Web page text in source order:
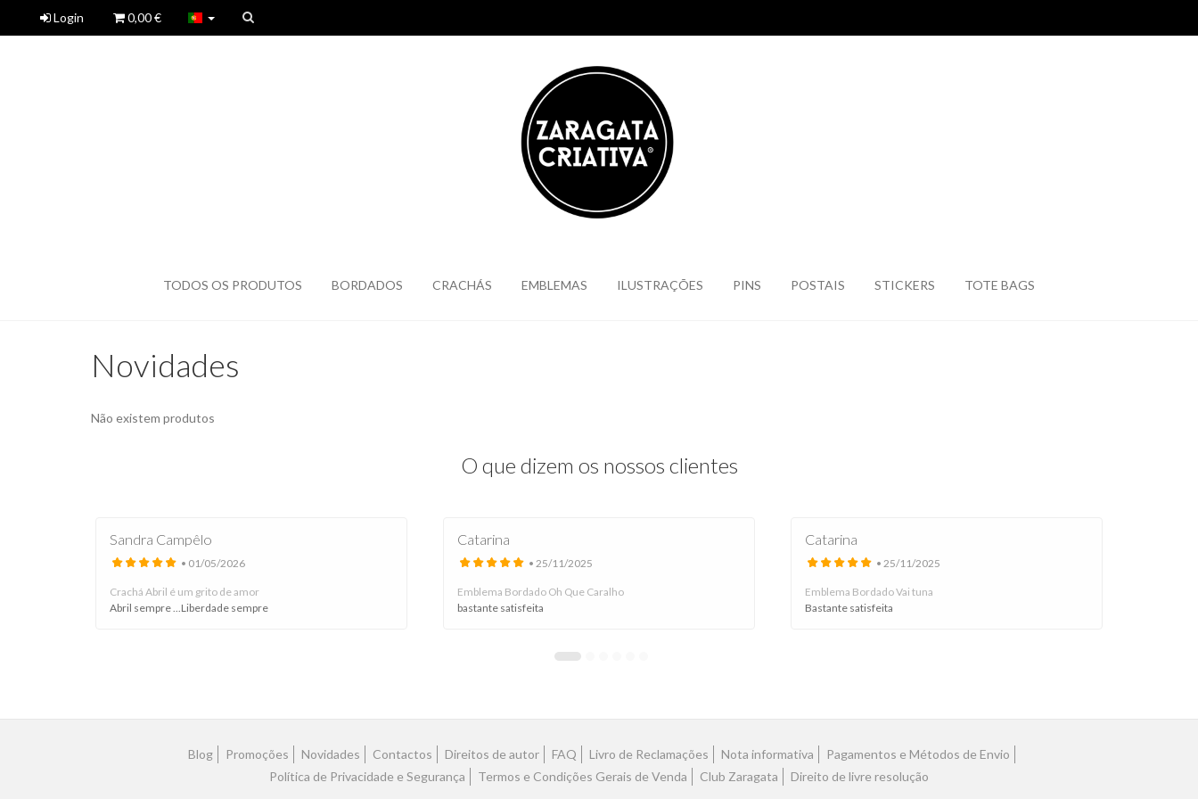
Login 0,00 €
TODOS OS PRODUTOS BORDADOS CRACHÁS EMBLEMAS ILUSTRAÇÕES PINS POSTAIS STICKERS TOTE BAGS
Novidades
Não existem produtos
O que dizem os nossos clientes
Sandra Campêlo
• 01/05/2026
Crachá Abril é um grito de amor
Abril sempre ...Liberdade sempre
Catarina
• 25/11/2025
Emblema Bordado Oh Que Caralho
bastante satisfeita
Catarina
• 25/11/2025
Emblema Bordado Vai tuna
Bastante satisfeita
Blog Promoções Novidades Contactos Direitos de autor FAQ Livro de Reclamações Nota informativa
Pagamentos e Métodos de Envio
Política de Privacidade e Segurança
Termos e Condições Gerais de Venda Club Zaragata Direito de livre resolução